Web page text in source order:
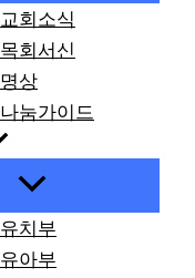
교회소식
목회서신
명상
나눔가이드
유치부
유아부